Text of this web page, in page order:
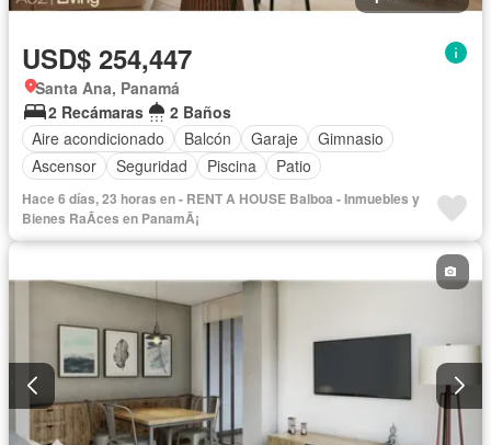
USD$ 254,447
Santa Ana, Panamá
2 Recámaras
2 Baños
Aire acondicionado
Balcón Garaje
Gimnasio
Ascensor
Seguridad Piscina Patio
Hace 6 días, 23 horas en - RENT A HOUSE Balboa - Inmuebles y
Bienes RaÃ­ces en PanamÃ¡